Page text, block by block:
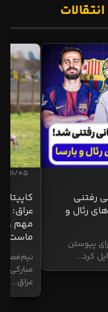
رفتنی
رئال و
پیوستن
کرد...
11/05
عراق:
مهم و
ماست
نیم‌فصل
مبارکی
عراق...